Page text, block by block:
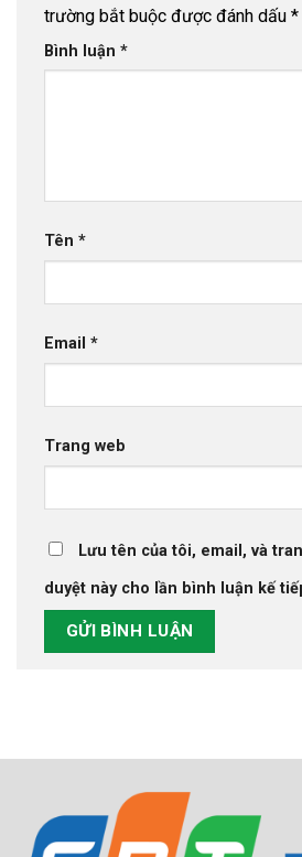
trường bắt buộc được đánh dấu *
Bình luận *
Tên *
Email *
Trang web
Lưu tên của tôi, email, và
duyệt này cho lần bình luận kế